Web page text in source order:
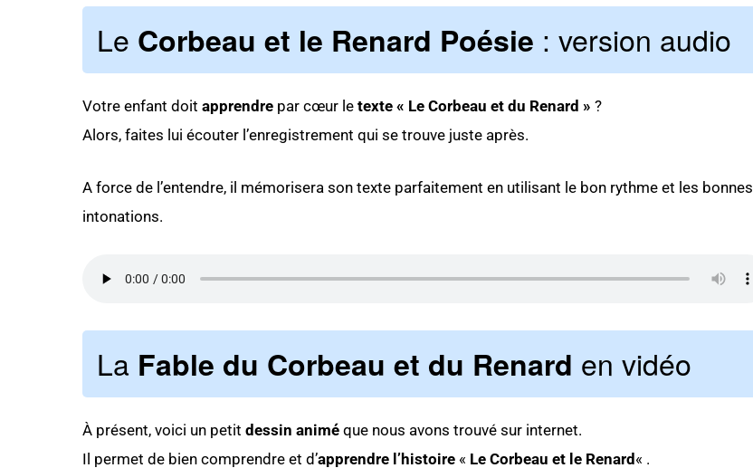
Le Corbeau et le Renard Poésie : version audio
Votre enfant doit apprendre par cœur le texte « Le Corbeau et du Renard » ?
Alors, faites lui écouter l’enregistrement qui se trouve juste après.
A force de l’entendre, il mémorisera son texte parfaitement en utilisant le bon rythme et les bonnes
intonations.
La Fable du Corbeau et du Renard en vidéo
À présent, voici un petit dessin animé que nous avons trouvé sur internet.
Il permet de bien comprendre et d’apprendre l’histoire « Le Corbeau et le Renard« .